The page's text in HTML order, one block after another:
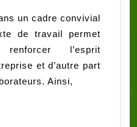
benin
un cadre convivial
de travail permet
l’esprit
et d’autre part
Ainsi,